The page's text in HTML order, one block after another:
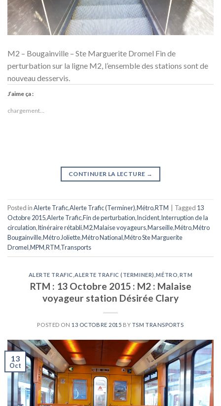
M2 – Bougainville – Ste Marguerite Dromel Fin de
perturbation sur la ligne M2, l’ensemble des stations sont de
nouveau desservis.
J’aime ça :
chargement…
CONTINUER LA LECTURE →
Posted inAlerte Trafic,Alerte Trafic (Terminer),Métro,RTM Tagged 13
Octobre 2015,Alerte Trafic,Fin de perturbation,Incident,Interruption de la
circulation,Itinéraire rétabli,M2,Malaise voyageurs,Marseille,Métro,Métro
Bougainville,Métro Joliette,Métro National,Métro Ste Marguerite
Dromel,MPM,RTM,Transports
ALERTE TRAFIC ,ALERTE TRAFIC (TERMINER) ,MÉTRO RTM
RTM : 13 Octobre 2015 : M2 : Malaise
voyageur station Désirée Clary
POSTED ON 13 OCTOBRE 2015 BY TSM TRANSPORTS
13
Oct